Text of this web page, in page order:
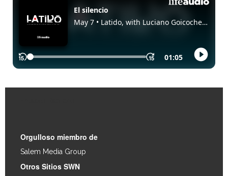
Orgulloso miembro de
Salem Media Group
Otros Sitios SWN